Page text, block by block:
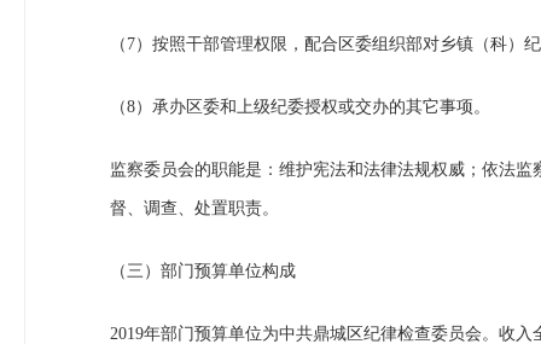
（7）按照干部管理权限，配合区委组织部对乡镇（科
（8）承办区委和上级纪委授权或交办的其它事项。
监察委员会的职能是：维护宪法和法律法规权威；依法
督、调查、处置职责。
（三）部门预算单位构成
2019年部门预算单位为中共鼎城区纪律检查委员会。收